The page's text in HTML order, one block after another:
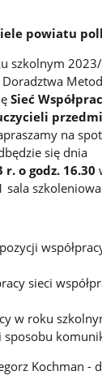
powiatu
szkolnym
Sieć
na
się dnia
o godz. 16.30
sala
sieci
w roku
sposobu
Kochman -